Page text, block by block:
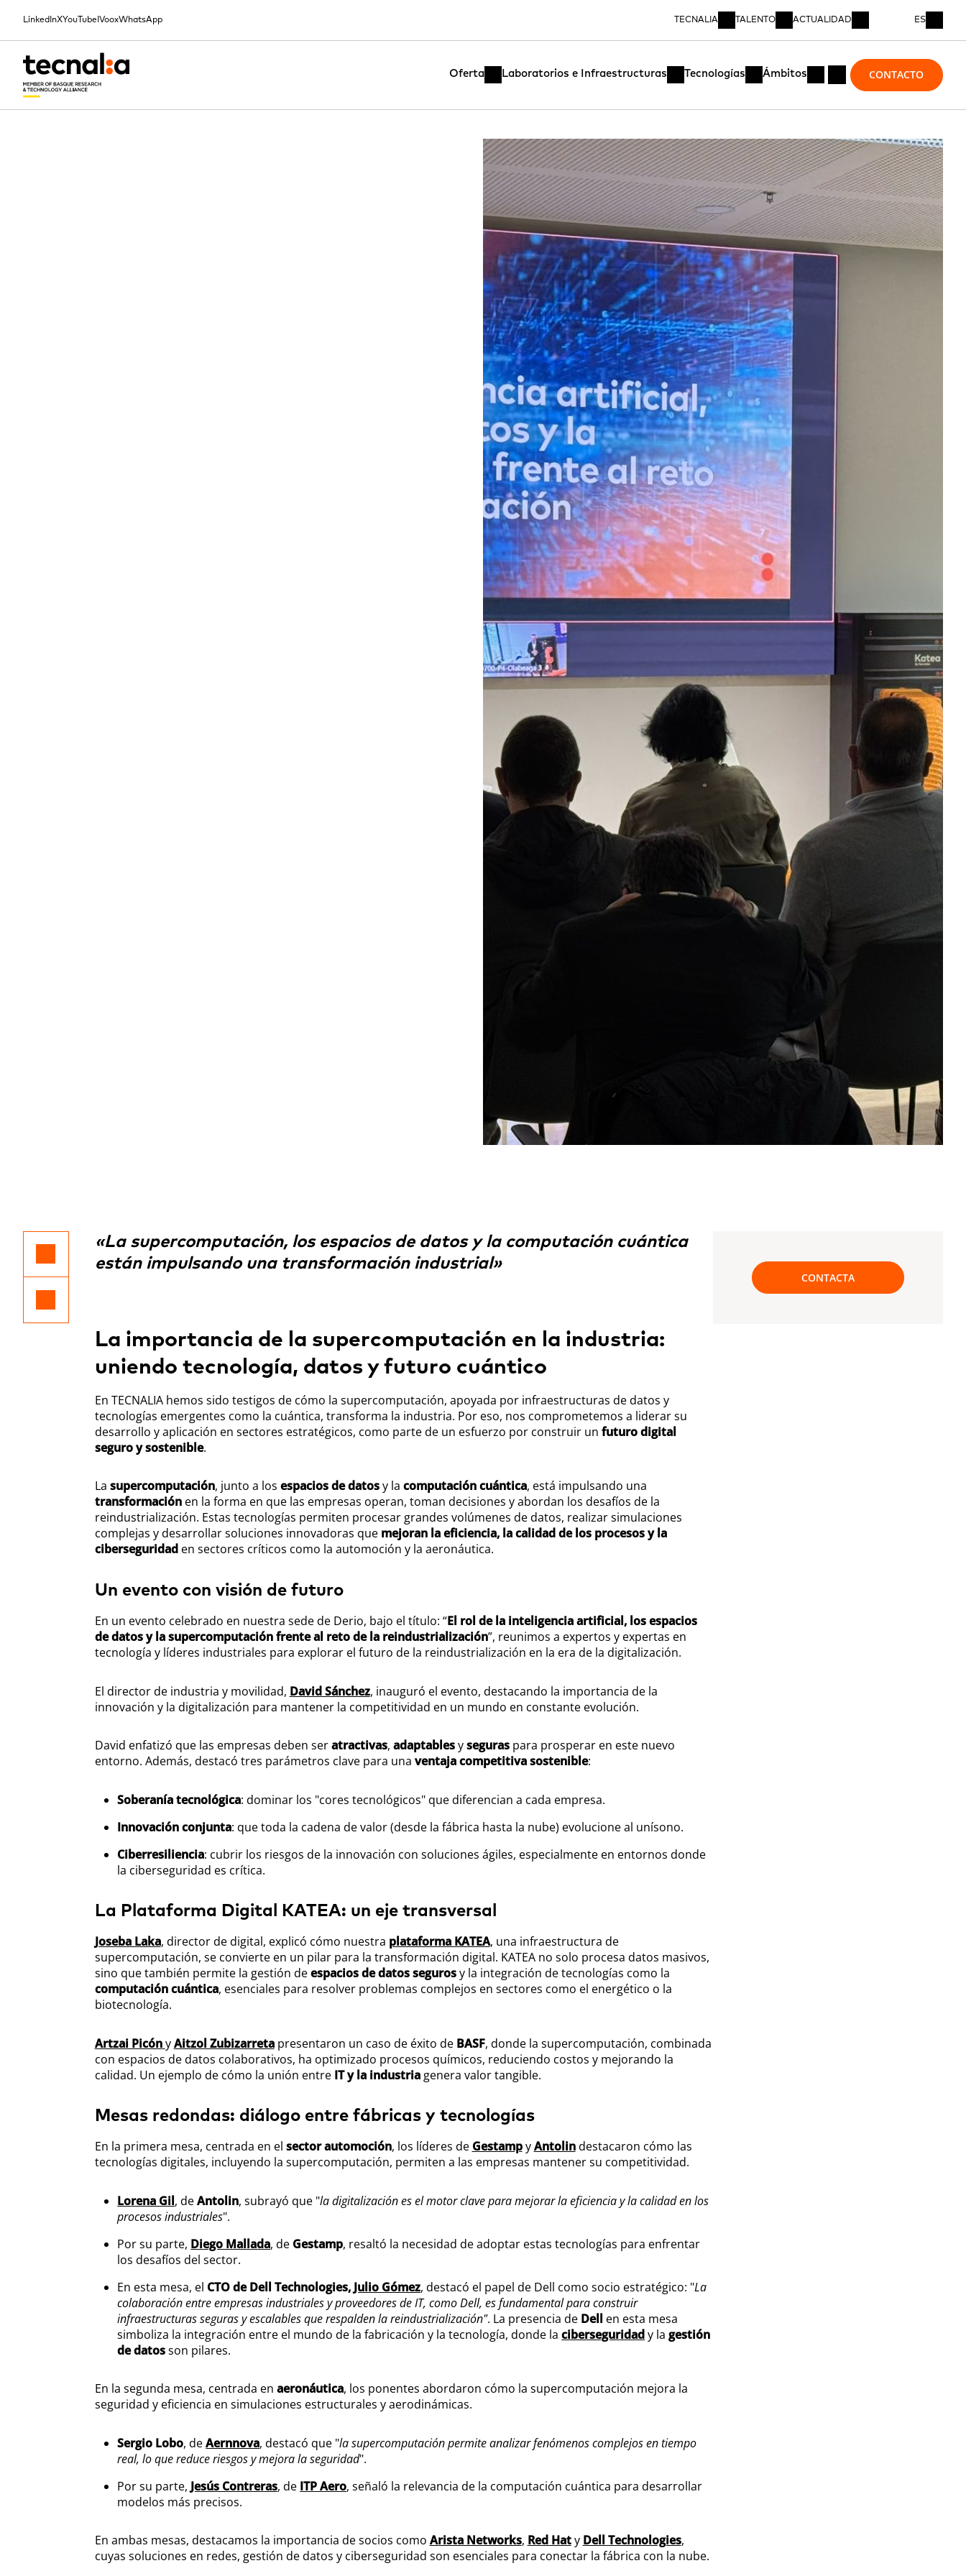
LinkedInXYouTube IVooxWhatsApp TECNALIA TALENTO ACTUALIDAD ES
Oferta Laboratorios e Infraestructuras Tecnologías Ámbitos CONTACTO
«La supercomputación, los espacios de datos y la computación cuántica
están impulsando una transformación industrial»
La importancia de la supercomputación en la industria:
uniendo tecnología, datos y futuro cuántico
En TECNALIA hemos sido testigos de cómo la supercomputación, apoyada por infraestructuras de datos y
tecnologías emergentes como la cuántica, transforma la industria. Por eso, nos comprometemos a liderar su
desarrollo y aplicación en sectores estratégicos, como parte de un esfuerzo por construir un futuro digital
seguro y sostenible.
La supercomputación, junto a los espacios de datosy la computación cuántica, está impulsando una
transformaciónen la forma en que las empresas operan, toman decisiones y abordan los desafíos de la
reindustrialización. Estas tecnologías permiten procesar grandes volúmenes de datos, realizar simulaciones
complejas y desarrollar soluciones innovadoras que mejoran la eficiencia, la calidad de los procesos y la
ciberseguridaden sectores críticos como la automoción y la aeronáutica.
Un evento con visión de futuro
En un evento celebrado en nuestra sede de Derio, bajo el título: “El rol de la inteligencia artificial, los espacios
de datos y la supercomputación frente al reto de la reindustrialización”, reunimos a expertos y expertas en
tecnología y líderes industriales para explorar el futuro de la reindustrialización en la era de la digitalización.
El director de industria y movilidad, David Sánchez, inauguró el evento, destacando la importancia de la
innovación y la digitalización para mantener la competitividad en un mundo en constante evolución.
David enfatizó que las empresas deben seratractivas, adaptablesyseguraspara prosperar en este nuevo
entorno. Además, destacó tres parámetros clave para una ventaja competitiva sostenible:
Soberanía tecnológica: dominar los "cores tecnológicos" que diferencian a cada empresa.
Innovación conjunta: que toda la cadena de valor (desde la fábrica hasta la nube) evolucione al unísono.
Ciberresiliencia: cubrir los riesgos de la innovación con soluciones ágiles, especialmente en entornos donde
la ciberseguridad es crítica.
La Plataforma Digital KATEA: un eje transversal
Joseba Laka, director de digital, explicó cómo nuestra plataforma KATEA, una infraestructura de
supercomputación, se convierte en un pilar para la transformación digital. KATEA no solo procesa datos masivos,
sino que también permite la gestión deespacios de datos segurosy la integración de tecnologías como la
computación cuántica, esenciales para resolver problemas complejos en sectores como el energético o la
biotecnología.
Artzai Picón yAitzol Zubizarretapresentaron un caso de éxito de BASF, donde la supercomputación, combinada
con espacios de datos colaborativos, ha optimizado procesos químicos, reduciendo costos y mejorando la
calidad. Un ejemplo de cómo la unión entre IT y la industriagenera valor tangible.
Mesas redondas: diálogo entre fábricas y tecnologías
En la primera mesa, centrada en el sector automoción, los líderes de GestampyAntolindestacaron cómo las
tecnologías digitales, incluyendo la supercomputación, permiten a las empresas mantener su competitividad.
Lorena Gil, deAntolin, subrayó que "la digitalización es el motor clave para mejorar la eficiencia y la calidad en los
procesos industriales".
Por su parte, Diego Mallada, de Gestamp, resaltó la necesidad de adoptar estas tecnologías para enfrentar
los desafíos del sector.
En esta mesa, el CTO de Dell Technologies, Julio Gómez, destacó el papel de Dell como socio estratégico: "La
colaboración entre empresas industriales y proveedores de IT, como Dell, es fundamental para construir
infraestructuras seguras y escalables que respalden la reindustrialización". La presencia de Dell en esta mesa
simboliza la integración entre el mundo de la fabricación y la tecnología, donde laciberseguridady lagestión
de datosson pilares.
En la segunda mesa, centrada en aeronáutica, los ponentes abordaron cómo la supercomputación mejora la
seguridad y eficiencia en simulaciones estructurales y aerodinámicas.
Sergio Lobo, deAernnova, destacó que "la supercomputación permite analizar fenómenos complejos en tiempo
real, lo que reduce riesgos y mejora la seguridad".
Por su parte, Jesús Contreras, de ITP Aero, señaló la relevancia de la computación cuántica para desarrollar
modelos más precisos.
En ambas mesas, destacamos la importancia de socios como Arista Networks, Red Haty Dell Technologies,
cuyas soluciones en redes, gestión de datos y ciberseguridad son esenciales para conectar la fábrica con la nube.
CONTACTA